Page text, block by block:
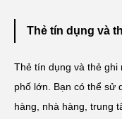
Thẻ tín dụng và
Thẻ tín dụng và thẻ
phố lớn. Bạn có thể sử
hàng, nhà hàng, trung